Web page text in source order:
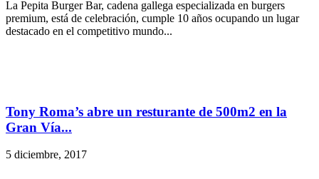
La Pepita Burger Bar, cadena gallega especializada en burgers
premium, está de celebración, cumple 10 años ocupando un lugar
destacado en el competitivo mundo...
Tony Roma’s abre un resturante de 500m2 en la
Gran Vía...
5 diciembre, 2017